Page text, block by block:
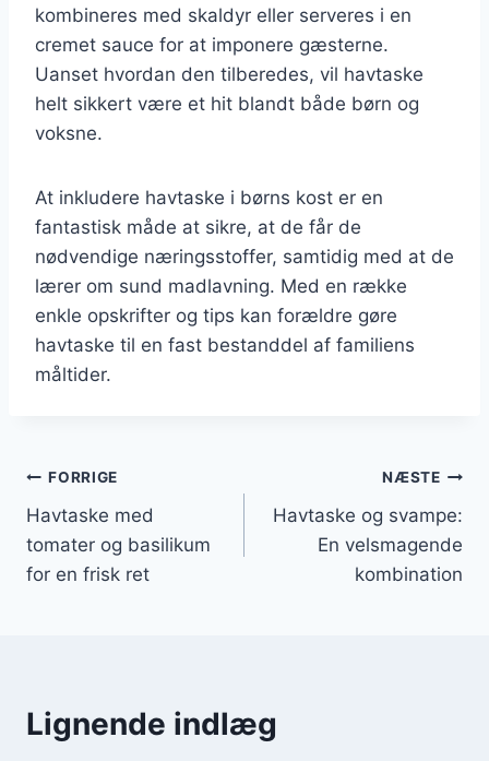
kombineres med skaldyr eller serveres i en
cremet sauce for at imponere gæsterne.
Uanset hvordan den tilberedes, vil havtaske
helt sikkert være et hit blandt både børn og
voksne.
At inkludere havtaske i børns kost er en
fantastisk måde at sikre, at de får de
nødvendige næringsstoffer, samtidig med at de
lærer om sund madlavning. Med en række
enkle opskrifter og tips kan forældre gøre
havtaske til en fast bestanddel af familiens
måltider.
Indlægsnavigation
FORRIGE
Havtaske med
tomater og basilikum
for en frisk ret
NÆSTE
Havtaske og svampe:
En velsmagende
kombination
Lignende indlæg